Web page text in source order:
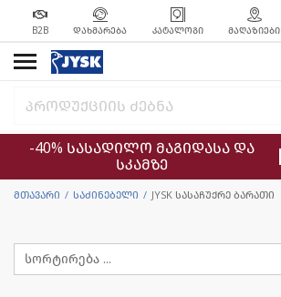
B2B ᲓᲐᲮᲛᲐᲠᲔᲑᲐ ᲙᲐᲢᲐᲚᲝᲒᲘ ᲛᲐᲦᲐᲖᲘᲔᲑᲘ
-40% სასადილო მაგიდასა და
სკამზე
მთავარი საძინებელი JYSK სასაჩუქრე ბარათი